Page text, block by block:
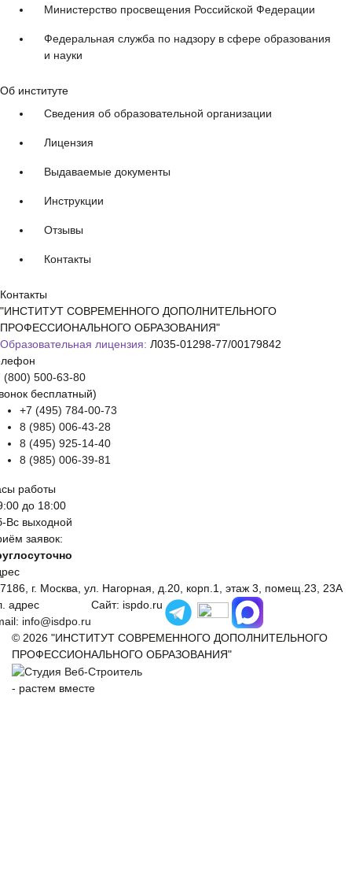
Министерство просвещения Российской Федерации
Федеральная служба по надзору в сфере образования
и науки
Об институте
Сведения об образовательной организации
Лицензия
Выдаваемые документы
Инструкции
Отзывы
Контакты
Контакты
"ИНСТИТУТ СОВРЕМЕННОГО ДОПОЛНИТЕЛЬНОГО
ПРОФЕССИОНАЛЬНОГО ОБРАЗОВАНИЯ"
Образовательная лицензия: Л035-01298-77/00179842
(800) 500-63-80
бесплатный)
+7 (495) 784-00-73
8 (985) 006-43-28
8 (495) 925-14-40
8 (985) 006-39-81
работы
до 18:00
Вс выходной
заявок:
г. Москва, ул. Нагорная, д.20, корп.1, этаж 3, помещ.23, 23А
адрес
info@isdpo.ru
Сайт: ispdo.ru
© 2026 "ИНСТИТУТ СОВРЕМЕННОГО ДОПОЛНИТЕЛЬНОГО
ПРОФЕССИОНАЛЬНОГО ОБРАЗОВАНИЯ"
- растем вместе